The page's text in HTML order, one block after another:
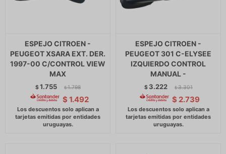
ESPEJO CITROEN -
PEUGEOT XSARA EXT. DER.
1997-00 C/CONTROL VIEW
MAX
$1.755 $ 1.798
$ 1.492
ESPEJO CITROEN -
PEUGEOT 301 C-ELYSEE
IZQUIERDO CONTROL
MANUAL -
$ 3.222 $ 3.301
$ 2.739